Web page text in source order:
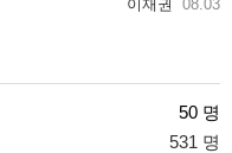
이재권 08.03
50 명
531 명